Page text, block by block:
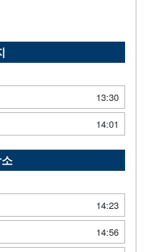
13:30
14:01
14:23
14:56